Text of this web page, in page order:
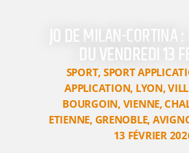
JO DE MILAN-CORTINA :
DU VENDREDI 13
SPORT, SPORT
APPLICATION, LYON,
BOURGOIN, VIENNE,
ETIENNE, GRENOBLE,
13 FÉVRIER